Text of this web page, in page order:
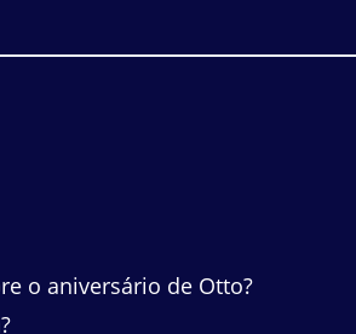
o aniversário de Otto?